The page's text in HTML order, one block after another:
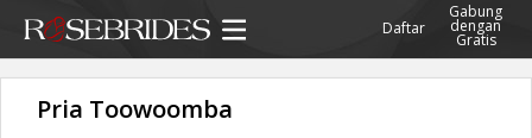
Daftar
Gabung
dengan
Gratis
Pria Toowoomba